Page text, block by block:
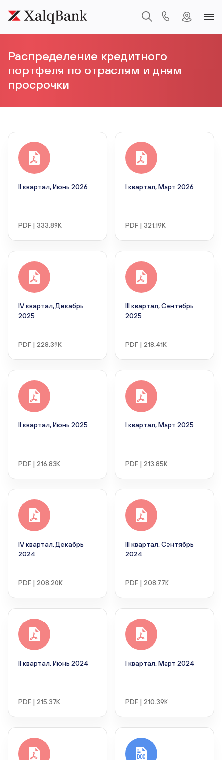
Распределение кредитного
портфеля по отраслям и дням
просрочки
II квартал, Июнь 2026
PDF | 333.89K
I квартал, Март 2026
PDF | 321.19K
IV квартал, Декабрь
2025
PDF | 228.39K
III квартал, Сентябрь
2025
PDF | 218.41K
II квартал, Июнь 2025
PDF | 216.83K
I квартал, Март 2025
PDF | 213.85K
IV квартал, Декабрь
2024
PDF | 208.20K
III квартал, Сентябрь
2024
PDF | 208.77K
II квартал, Июнь 2024
PDF | 215.37K
I квартал, Март 2024
PDF | 210.39K